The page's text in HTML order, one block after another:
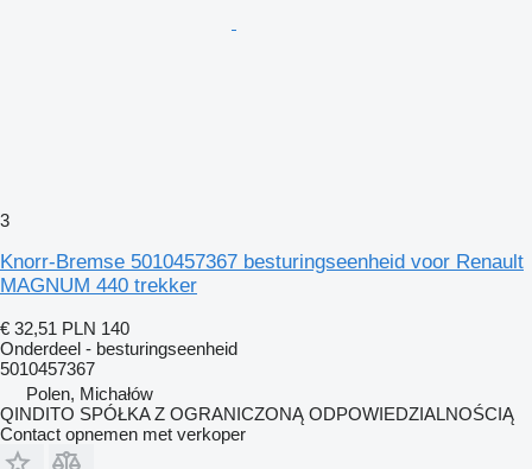
3
Knorr-Bremse 5010457367 besturingseenheid voor Renault
MAGNUM 440 trekker
€ 32,51 PLN 140
Onderdeel - besturingseenheid
5010457367
Polen, Michałów
QINDITO SPÓŁKA Z OGRANICZONĄ ODPOWIEDZIALNOŚCIĄ
Contact opnemen met verkoper